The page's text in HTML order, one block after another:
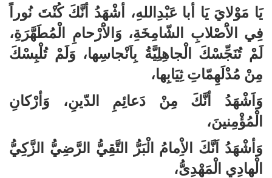
يَا مَوْلايَ يَا أبا عَبْدِاللهِ، أشْهَدُ أنَّكَ كُنْتَ نُوراً
فِي الاَْصْلابِ الشّامِخَةِ، وَالاَْرْحامِ الْمُطَهَّرَةِ،
لَمْ تُنَجِّسْكَ الْجاهِلِيَّةُ بِاَنْجاسِها، وَلَمْ تُلْبِسْكَ
مِنْ مُدْلَهِمّاتِ ثِيَابِها،
وَاَشْهَدُ أنَّكَ مِنْ دَعائِمِ الدّينِ، وَأرْكانِ
الْمُؤْمِنينَ،
وَأشْهَدُ اَنَّكَ الاِْمامُ الْبَرُّ التَّقِيُّ الرَّضِيُّ الزَّكِيُّ
الْهادِي الْمَهْدِىُّ،